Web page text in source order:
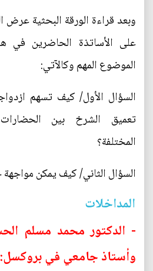
وبعد قراءة الورقة البحثية عرض
على الأساتذة الحاضرين في
الموضوع المهم وكالآتي:
السؤال الأول/ كيف تسهم
تعميق الشرخ بين الحضارات
المختلفة؟
السؤال الثاني/ كيف يمكن
المداخلات
- الدكتور محمد مسلم
وأستاذ جامعي‏ في بروكسل: